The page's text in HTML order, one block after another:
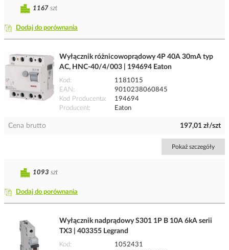
Dodaj do porównania
1167 szt
Wyłącznik różnicowoprądowy 4P 40A 30mA typ
AC, HNC-40/4/003 | 194694 Eaton
Kod
1181015
EAN
9010238060845
Kod Producenta
194694
Producent
Eaton
Cena brutto 197,01 zł/szt
Pokaż szczegóły
Dodaj do porównania
1093 szt
Wyłącznik nadprądowy S301 1P B 10A 6kA serii
TX3 | 403355 Legrand
Kod
1052431